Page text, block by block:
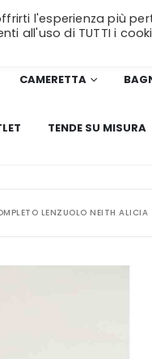
CAMERETTA
TENDE SU MISURA
LENZUOLO NEITH ALICIA
l'esperienza più
all'uso di TUTTI i